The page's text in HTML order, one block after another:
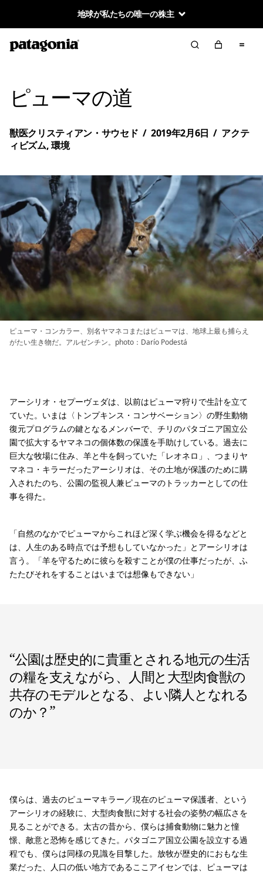
地球が私たちの唯一の株主
ピューマの道
獣医クリスティアン・サウセド / 2019年2月6日 / アクテ
ィビズム,環境
ピューマ・コンカラー、別名ヤマネコまたはピューマは、地球上最も捕らえ
がたい生き物だ。アルゼンチン。photo：Darío Podestá
アーシリオ・セプーヴェダは、以前はピューマ狩りで生計を立て
ていた。いまは〈トンプキンス・コンサベーション〉の野生動物
復元プログラムの鍵となるメンバーで、チリのパタゴニア国立公
園で拡大するヤマネコの個体数の保護を手助けしている。過去に
巨大な牧場に住み、羊と牛を飼っていた「レオネロ」、つまりヤ
マネコ・キラーだったアーシリオは、その土地が保護のために購
入されたのち、公園の監視人兼ピューマのトラッカーとしての仕
事を得た。
「自然のなかでピューマからこれほど深く学ぶ機会を得るなどと
は、人生のある時点では予想もしていなかった」とアーシリオは
言う。「羊を守るために彼らを殺すことが僕の仕事だったが、ふ
たたびそれをすることはいまでは想像もできない」
“公園は歴史的に貴重とされる地元の生活
の糧を支えながら、人間と大型肉食獣の
共存のモデルとなる、よい隣人となれる
のか？”
僕らは、過去のピューマキラー／現在のピューマ保護者、という
アーシリオの経験に、大型肉食獣に対する社会の姿勢の幅広さを
見ることができる。太古の昔から、僕らは捕食動物に魅力と憧
憬、敵意と恐怖を感じてきた。パタゴニア国立公園を設立する過
程でも、僕らは同様の見識を目撃した。放牧が歴史的におもな生
業だった、人口の低い地方であるここアイセンでは、ピューマは